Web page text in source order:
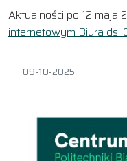
Aktualności po 12 maja
internetowym Biura ds.
09-10-2025